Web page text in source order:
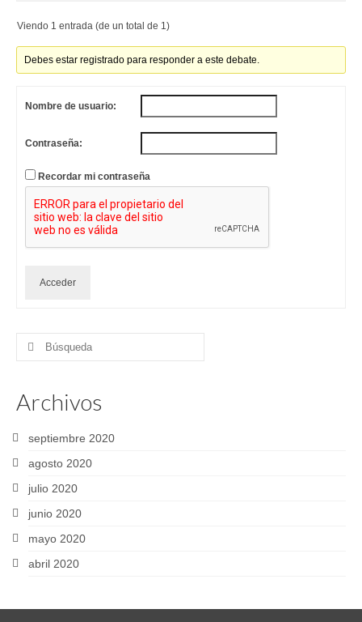
Viendo 1 entrada (de un total de 1)
Debes estar registrado para responder a este debate.
Nombre de usuario:
Contraseña:
Recordar mi contraseña
Acceder
Buscar
Archivos
septiembre 2020
agosto 2020
julio 2020
junio 2020
mayo 2020
abril 2020